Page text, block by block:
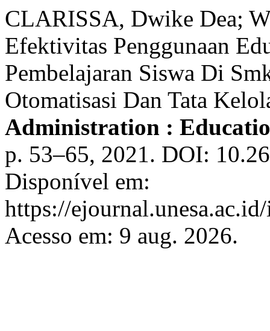
CLARISSA, Dwike Dea;
Efektivitas Penggunaan
Pembelajaran Siswa Di
Otomatisasi Dan Tata
Administration :
p. 53–65, 2021. DOI:
Disponível em:
https://
Acesso em: 9 aug. 2026.